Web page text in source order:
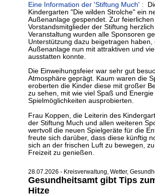
Eine Information der 'Stiftung Much' :
Kindergarten "Die wilden Strolche" ein
Außenanlage gespendet. Zur
Vorstandsmitglieder der Stiftung
Veranstaltung wurden alle Sponsoren
Unterstützung dazu beigetragen
Außenanlage nun mit attraktiven und
ausstatten konnte.
Die Einweihungsfeier war sehr gut
Atmosphäre geprägt. Kaum waren die
eroberten die Kinder diese mit großer
zu sehen, mit wie viel Spaß und
Spielmöglichkeiten ausprobierten.
Frau Koppen, die Leiterin des
der Stiftung Much und allen weiteren
wertvoll die neuen Spielgeräte für die
freute sich darüber, dass diese künftig
sich an der frischen Luft zu bewegen,
Freizeit zu genießen.
28.07.2026 - Kreisverwaltung, Wetter,
Gesundheitsamt gibt Tips
Hitze